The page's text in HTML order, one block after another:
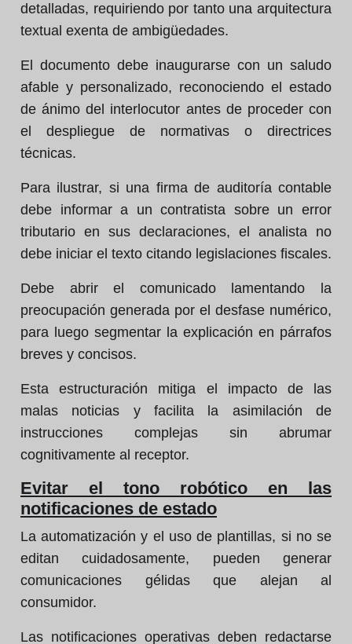
detalladas, requiriendo por tanto una arquitectura
textual exenta de ambigüedades.
El documento debe inaugurarse con un saludo
afable y personalizado, reconociendo el estado
de ánimo del interlocutor antes de proceder con
el despliegue de normativas o directrices
técnicas.
Para ilustrar, si una firma de auditoría contable
debe informar a un contratista sobre un error
tributario en sus declaraciones, el analista no
debe iniciar el texto citando legislaciones fiscales.
Debe abrir el comunicado lamentando la
preocupación generada por el desfase numérico,
para luego segmentar la explicación en párrafos
breves y concisos.
Esta estructuración mitiga el impacto de las
malas noticias y facilita la asimilación de
instrucciones complejas sin abrumar
cognitivamente al receptor.
Evitar el tono robótico en las
notificaciones de estado
La automatización y el uso de plantillas, si no se
editan cuidadosamente, pueden generar
comunicaciones gélidas que alejan al
consumidor.
Las notificaciones operativas deben redactarse